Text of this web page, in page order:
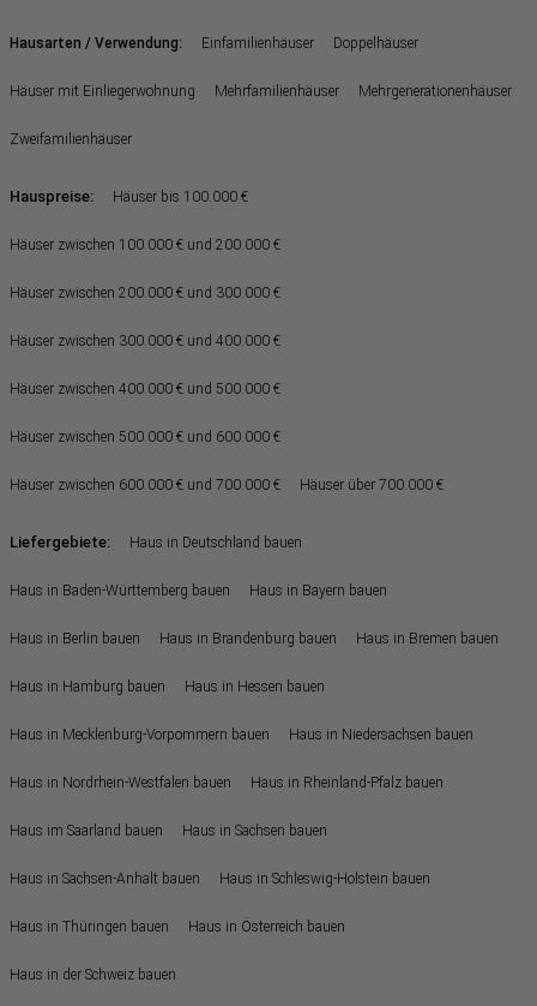
Hausarten / Verwendung: Einfamilienhäuser Doppelhäuser
Häuser mit Einliegerwohnung Mehrfamilienhäuser Mehrgenerationenhäuser
Zweifamilienhäuser
Hauspreise: Häuser bis 100.000 €
Häuser zwischen 100.000 € und 200.000 €
Häuser zwischen 200.000 € und 300.000 €
Häuser zwischen 300.000 € und 400.000 €
Häuser zwischen 400.000 € und 500.000 €
Häuser zwischen 500.000 € und 600.000 €
Häuser zwischen 600.000 € und 700.000 € Häuser über 700.000 €
Liefergebiete: Haus in Deutschland bauen
Haus in Baden-Württemberg bauen Haus in Bayern bauen
Haus in Berlin bauen Haus in Brandenburg bauen Haus in Bremen bauen
Haus in Hamburg bauen Haus in Hessen bauen
Haus in Mecklenburg-Vorpommern bauen Haus in Niedersachsen bauen
Haus in Nordrhein-Westfalen bauen Haus in Rheinland-Pfalz bauen
Haus im Saarland bauen Haus in Sachsen bauen
Haus in Sachsen-Anhalt bauen Haus in Schleswig-Holstein bauen
Haus in Thüringen bauen Haus in Österreich bauen
Haus in der Schweiz bauen